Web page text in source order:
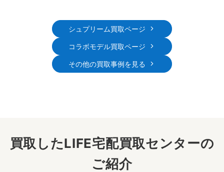
シュプリーム買取ページ
コラボモデル買取ページ
その他の買取事例を見る
買取したLIFE宅配買取センターの
ご紹介